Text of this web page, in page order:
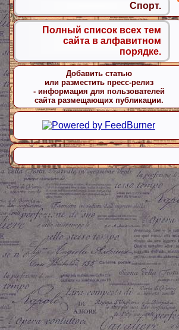
Спорт.
Полный список всех тем
сайта в алфавитном
порядке.
Добавить статью
или разместить пресс-релиз
- информация для пользователей
сайта размещающих публикации.